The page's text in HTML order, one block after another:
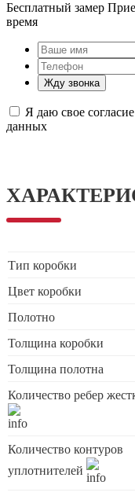
Бесплатный замер
время
Жду звонка
Я даю свое
данных
Тип коробки
Цвет коробки
Полотно
Толщина коробки
Толщина полотна
Количество ребер
Количество контуров
уплотнителей